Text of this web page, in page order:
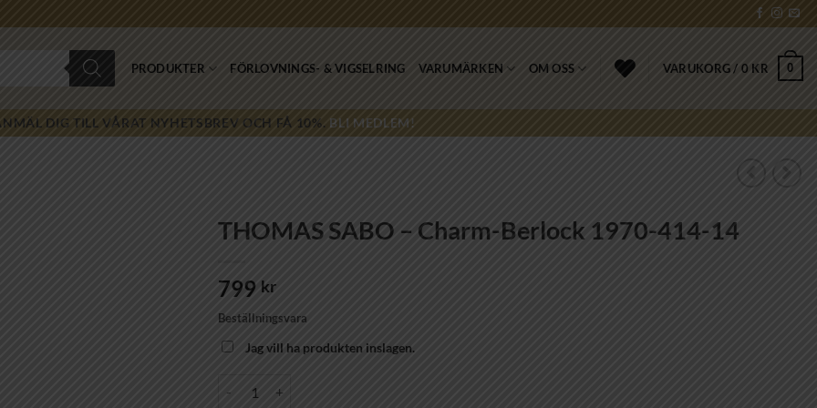
PRODUKTER FÖRLOVNINGS- & VIGSELRING VARUMÄRKEN OM OSS VARUKORG / 0 KR 0
DIG TILL VÅRAT NYHETSBREV OCH FÅ 10%. BLI MEDLEM!
THOMAS SABO – Charm-Berlock 1970-414-14
799 kr
Beställningsvara
Jag vill ha produkten inslagen.